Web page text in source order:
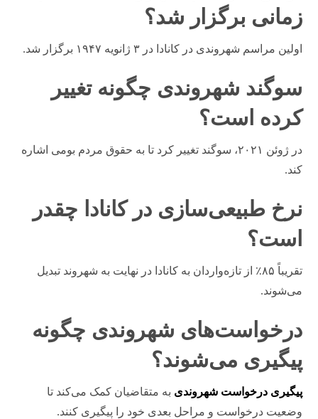
زمانی برگزار شد؟
اولین مراسم شهروندی در کانادا در ۳ ژانویه ۱۹۴۷ برگزار شد.
سوگند شهروندی چگونه تغییر
کرده است؟
در ژوئن ۲۰۲۱، سوگند تغییر کرد تا به حقوق مردم بومی اشاره
کند.
نرخ طبیعی‌سازی در کانادا چقدر
است؟
تقریباً ۸۵٪ از تازه‌واردان به کانادا در نهایت به شهروند تبدیل
می‌شوند.
درخواست‌های شهروندی چگونه
پیگیری می‌شوند؟
پیگیری درخواست شهروندی به متقاضیان کمک می‌کند تا
وضعیت درخواست و مراحل بعدی خود را پیگیری کنند.